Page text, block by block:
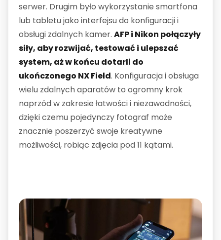
serwer. Drugim było wykorzystanie smartfona
lub tabletu jako interfejsu do konfiguracji i
obsługi zdalnych kamer. AFP i Nikon połączyły
siły, aby rozwijać, testować i ulepszać
system, aż w końcu dotarli do
ukończonego NX Field. Konfiguracja i obsługa
wielu zdalnych aparatów to ogromny krok
naprzód w zakresie łatwości i niezawodności,
dzięki czemu pojedynczy fotograf może
znacznie poszerzyć swoje kreatywne
możliwości, robiąc zdjęcia pod 11 kątami.